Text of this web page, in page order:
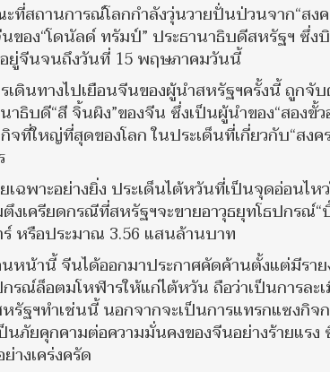
ที่สถานการณ์โลกกำลังวุ่นวายปั่นป่วนจาก“สง
ของ“โดนัลด์ ทรัมป์” ประธานาธิบดีสหรัฐฯ ซึ่
อยู่จีนจนถึงวันที่ 15 พฤษภาคมวันนี้
เดินทางไปเยือนจีนของผู้นำสหรัฐฯครั้งนี้ ถูกจั
าธิบดี“สี จิ้นผิง”ของจีน ซึ่งเป็นผู้นำของ“สองขั้
จที่ใหญ่ที่สุดของโลก ในประเด็นที่เกี่ยวกับ“สง
เฉพาะอย่างยิ่ง ประเด็นไต้หวันที่เป็นจุดอ่อน
งเครียดกรณีที่สหรัฐฯจะขายอาวุธยุทโธปกรณ์
หรือประมาณ 3.56 แสนล้านบาท
หน้านี้ จีนได้ออกมาประกาศคัดค้านตั้งแต่มีราย
รณ์ล็อตมโหฬารให้แก่ไต้หวัน ถือว่าเป็นการละ
รัฐฯทำเช่นนี้ นอกจากจะเป็นการแทรกแซงกิ
นภัยคุกคามต่อความมั่นคงของจีนอย่างร้ายแร
ย่างเคร่งครัด